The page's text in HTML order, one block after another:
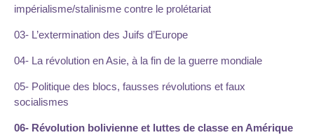
impérialisme/stalinisme contre le prolétariat
03- L’extermination des Juifs d’Europe
04- La révolution en Asie, à la fin de la guerre mondiale
05- Politique des blocs, fausses révolutions et faux
socialismes
06- Révolution bolivienne et luttes de classe en Amérique